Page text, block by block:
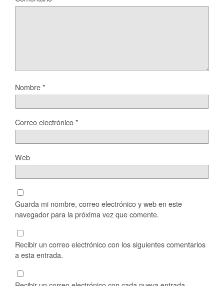
Nombre*
Correo electrónico*
Web
Guarda mi nombre, correo electrónico y web en este
navegador para la próxima vez que comente.
Recibir un correo electrónico con los siguientes comentarios
a esta entrada.